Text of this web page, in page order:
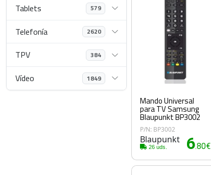
Tablets 579
Telefonía 2620
TPV 384
Vídeo 1849
Mando Universal
para TV Samsung
Blaupunkt BP3002
P/N: BP3002
Blaupunkt
26 uds. 6.80€